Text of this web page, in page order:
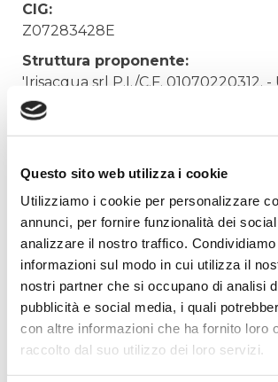
Questo sito web utilizza i cookie
Utilizziamo i cookie per personalizzare
annunci, per fornire funzionalità dei
analizzare il nostro traffico.
informazioni sul modo in cui utilizza il
nostri partner che si occupano di analisi
pubblicità e social media, i quali
con altre informazioni che ha fornito loro
raccolto dal suo utilizzo dei loro servizi.
CIG:
Z07283428E
Struttura proponente:
'Irisacqua srl P.I./C.F. 01070220312. -
Tecnico
Oggetto:
EX ENI
Elenco operatori invitati:
Codice Fiscale:
Procedura di scelta:
Affidamento ai sensi del
Aziendale per Lavori Servizi e
Aggiudicatario Nome:
GBR ROSSETTO S.P.A. - cod. fisc.